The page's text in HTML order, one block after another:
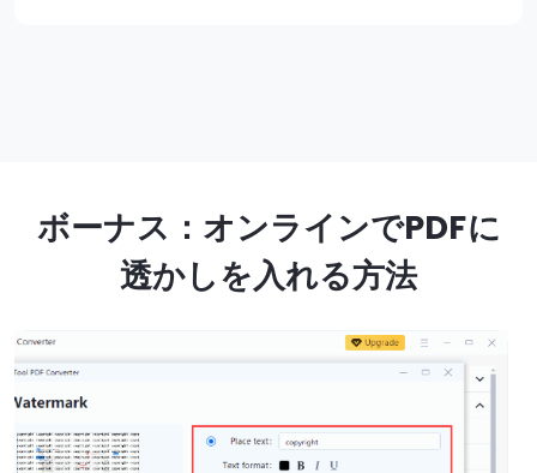
ボーナス：オンラインでPDFに
透かしを入れる方法